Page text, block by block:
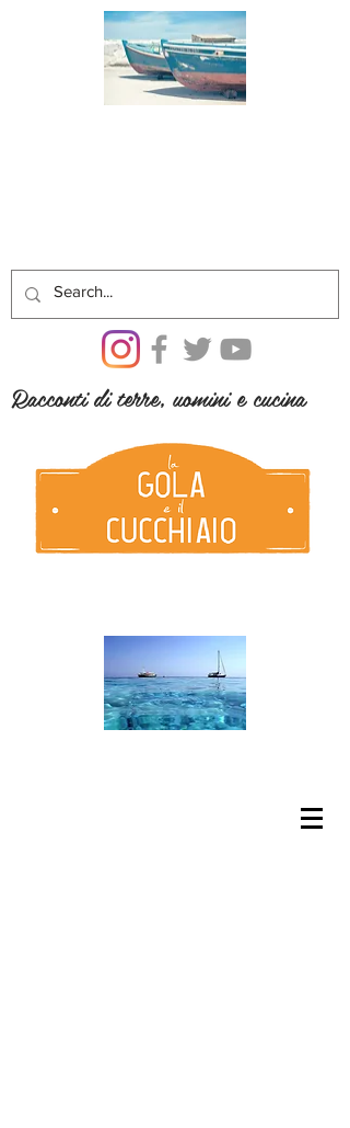
Racconti di terre, uomini e cucina